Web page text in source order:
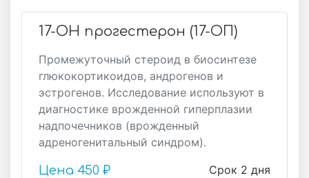
17-ОН прогестерон (17-ОП)
Промежуточный стероид в биосинтезе
глюкокортикоидов, андрогенов и
эстрогенов. Исследование используют в
диагностике врожденной гиперплазии
надпочечников (врожденный
адреногенитальный синдром).
Срок 2 дня
Цена 450 ₽